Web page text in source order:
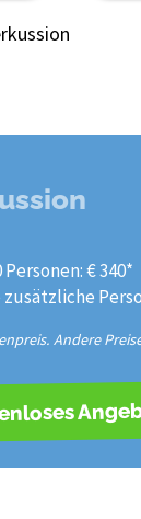
Personen: € 340*
Andere